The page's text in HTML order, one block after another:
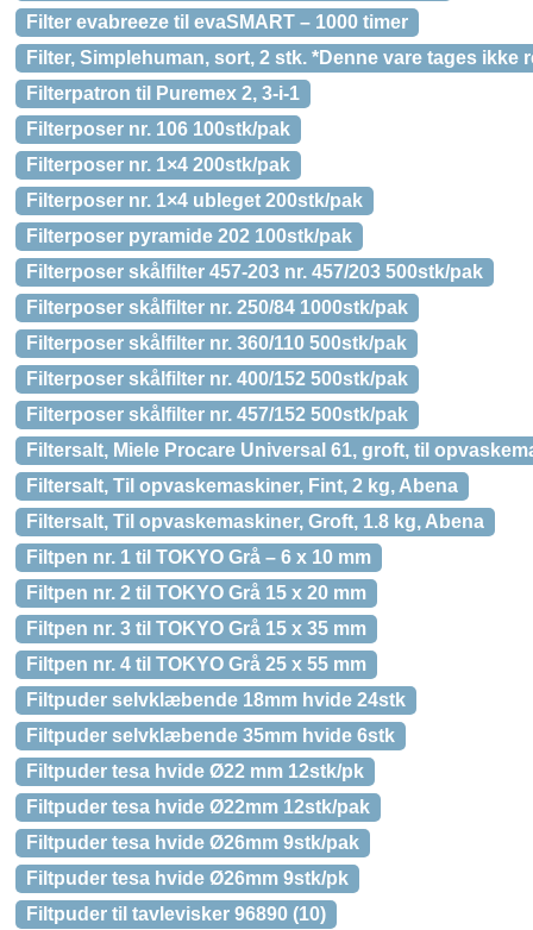
Filter evabreeze til evaSMART – 1000 timer
Filter, Simplehuman, sort, 2 stk. *Denne vare tages ikke
Filterpatron til Puremex 2, 3-i-1
Filterposer nr. 106 100stk/pak
Filterposer nr. 1×4 200stk/pak
Filterposer nr. 1×4 ubleget 200stk/pak
Filterposer pyramide 202 100stk/pak
Filterposer skålfilter 457-203 nr. 457/203 500stk/pak
Filterposer skålfilter nr. 250/84 1000stk/pak
Filterposer skålfilter nr. 360/110 500stk/pak
Filterposer skålfilter nr. 400/152 500stk/pak
Filterposer skålfilter nr. 457/152 500stk/pak
Filtersalt, Miele Procare Universal 61, groft, til
Filtersalt, Til opvaskemaskiner, Fint, 2 kg, Abena
Filtersalt, Til opvaskemaskiner, Groft, 1.8 kg, Abena
Filtpen nr. 1 til TOKYO Grå – 6 x 10 mm
Filtpen nr. 2 til TOKYO Grå 15 x 20 mm
Filtpen nr. 3 til TOKYO Grå 15 x 35 mm
Filtpen nr. 4 til TOKYO Grå 25 x 55 mm
Filtpuder selvklæbende 18mm hvide 24stk
Filtpuder selvklæbende 35mm hvide 6stk
Filtpuder tesa hvide Ø22 mm 12stk/pk
Filtpuder tesa hvide Ø22mm 12stk/pak
Filtpuder tesa hvide Ø26mm 9stk/pak
Filtpuder tesa hvide Ø26mm 9stk/pk
Filtpuder til tavlevisker 96890 (10)